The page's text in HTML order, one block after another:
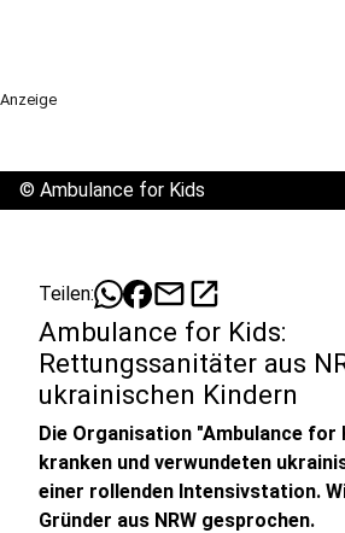
Anzeige
© Ambulance for Kids
Teilen: mailopen_in_new
Ambulance for Kids:
Rettungssanitäter aus
ukrainischen Kindern
Die Organisation "Ambulance for
kranken und verwundeten
einer rollenden Intensivstation.
Gründer aus NRW gesprochen.